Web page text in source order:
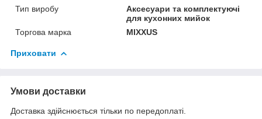
Тип виробу
Аксесуари та комплектуючі
для кухонних мийок
Торгова марка
MIXXUS
Приховати
Умови доставки
Доставка здійснюється тільки по передоплаті.